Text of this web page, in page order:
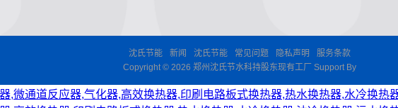
沈氏节能 新闻 沈氏节能 常见问题 隐私声明
服务条款
Copyright © 2026 郑州沈氏节水科持股东现有工厂 Support By
,微通道反应器,气化器,高效换热器,印刷电路板式换热器,热水换热器,水冷换热